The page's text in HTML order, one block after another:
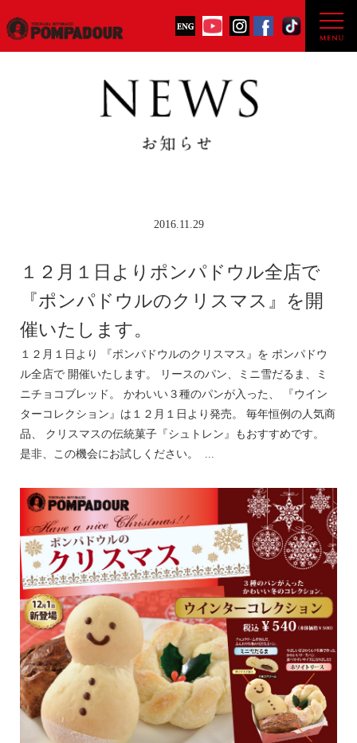
2016.11.29
１２月１日よりポンパドウル全店で
『ポンパドウルのクリスマス』を開
催いたします。
１２月１日より 『ポンパドウルのクリスマス』を ポンパドウ
ル全店で 開催いたします。 リースのパン、ミニ雪だるま、ミ
ニチョコブレッド。 かわいい３種のパンが入った、 『ウイン
ターコレクション』は１２月１日より発売。 毎年恒例の人気商
品、 クリスマスの伝統菓子『シュトレン』もおすすめです。
是非、この機会にお試しください。 ...